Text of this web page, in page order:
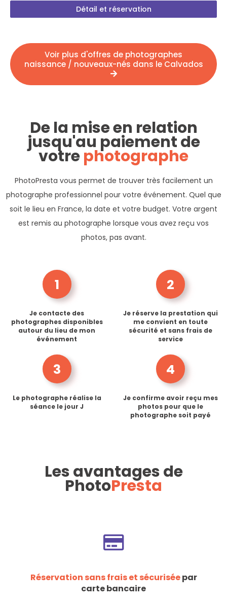
Détail et réservation
Voir plus d'offres de photographes
naissance / nouveaux-nés dans le Calvados
De la mise en relation
jusqu'au paiement de
votrephotographe
PhotoPresta vous permet de trouver très facilement un
photographe professionnel pour votre événement. Quel que
soit le lieu en France, la date et votre budget. Votre argent
est remis au photographe lorsque vous avez reçu vos
photos, pas avant.
1
Je contacte des
photographes disponibles
autour du lieu de mon
événement
2
Je réserve la prestation qui
me convient en toute
sécurité et sans frais de
service
3
Le photographe réalise la
séance le jour J
4
Je confirme avoir reçu mes
photos pour que le
photographe soit payé
Les avantages de
PhotoPresta
Réservation sans frais et sécuriséepar
carte bancaire